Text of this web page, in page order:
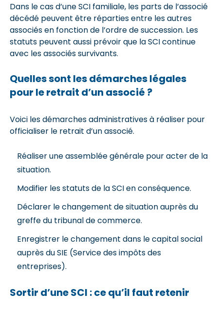
Dans le cas d’une SCI familiale, les parts de l’associé
décédé peuvent être réparties entre les autres
associés en fonction de l’ordre de succession. Les
statuts peuvent aussi prévoir que la SCI continue
avec les associés survivants.
Quelles sont les démarches légales
pour le retrait d’un associé ?
Voici les démarches administratives à réaliser pour
officialiser le retrait d’un associé.
Réaliser une assemblée générale pour acter de la
situation.
Modifier les statuts de la SCI en conséquence.
Déclarer le changement de situation auprès du
greffe du tribunal de commerce.
Enregistrer le changement dans le capital social
auprès du SIE (Service des impôts des
entreprises).
Sortir d’une SCI : ce qu’il faut retenir